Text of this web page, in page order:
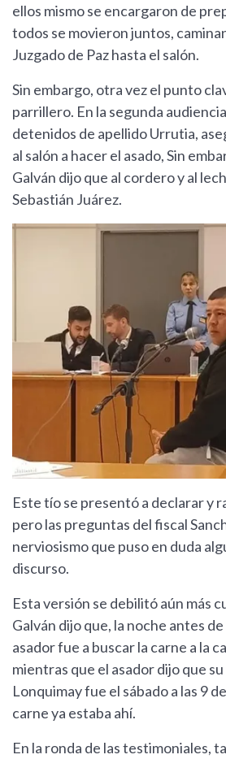
ellos mismo se encargaron de
todos se movieron juntos,
Juzgado de Paz hasta el salón.
Sin embargo, otra vez el punto
parrillero. En la segunda
detenidos de apellido Urrutia,
al salón a hacer el asado, Sin
Galván dijo que al cordero y al
Sebastián Juárez.
Este tío se presentó a declarar y
pero las preguntas del fiscal
nerviosismo que puso en duda
discurso.
Esta versión se debilitó aún más
Galván dijo que, la noche antes
asador fue a buscar la carne a la
mientras que el asador dijo que
Lonquimay fue el sábado a las 9
carne ya estaba ahí.
En la ronda de las testimoniales,